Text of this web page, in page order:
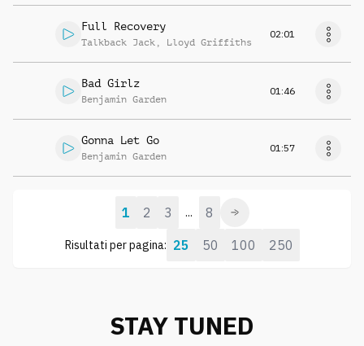
Full Recovery
Talkback Jack , Lloyd Griffiths
02:01
Bad Girlz
Benjamin Garden
01:46
Gonna Let Go
Benjamin Garden
01:57
Risultati per pagina: 25 50 100 250
1 2 3 ... 8
STAY TUNED